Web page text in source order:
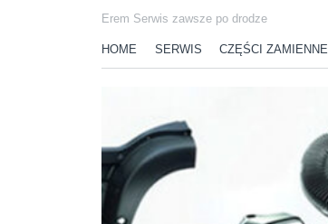
Erem Serwis zawsze po drodze
HOME SERWIS CZĘŚCI ZAMIENNE